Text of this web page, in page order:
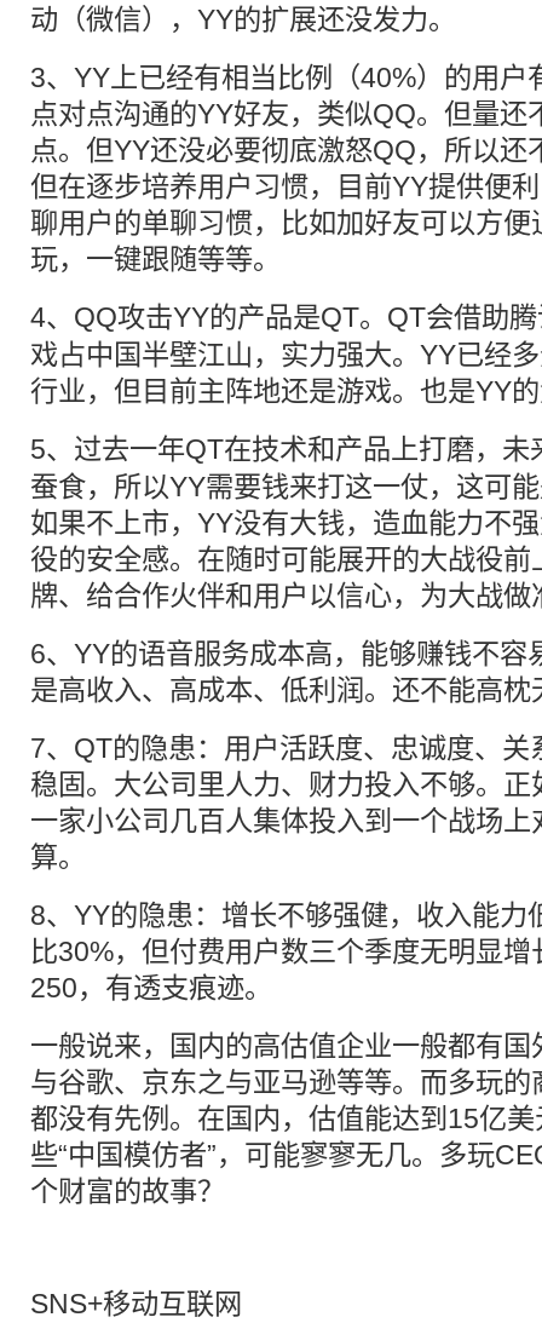
动（微信），YY的扩展还没发力。
3、YY上已经有相当比例（40%）的用户
点对点沟通的YY好友，类似QQ。但量还
点。但YY还没必要彻底激怒QQ，所以还
但在逐步培养用户习惯，目前YY提供便
聊用户的单聊习惯，比如加好友可以方
玩，一键跟随等等。
4、QQ攻击YY的产品是QT。 QT会借助
戏占中国半壁江山，实力强大。YY已经
行业，但目前主阵地还是游戏。也是YY
5、过去一年QT在技术和产品上打磨，未
蚕食，所以YY需要钱来打这一仗，这可
如果不上市，YY没有大钱，造血能力不
役的安全感。在随时可能展开的大战役
牌、给合作火伴和用户以信心，为大战做
6、YY的语音服务成本高，能够赚钱不容
是高收入、高成本、低利润。还不能高枕
7、QT的隐患：用户活跃度、忠诚度、
稳固。大公司里人力、财力投入不够。
一家小公司几百人集体投入到一个战场
算。
8、YY的隐患：增长不够强健，收入能力
比30%，但付费用户数三个季度无明显
250，有透支痕迹。
一般说来，国内的高估值企业一般都有
与谷歌、京东之与亚马逊等等。而多玩
都没有先例。在国内，估值能达到15亿
些“中国模仿者”，可能寥寥无几。多玩
个财富的故事？
SNS+移动互联网